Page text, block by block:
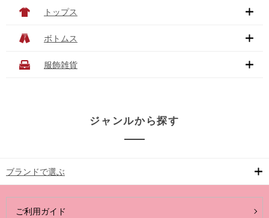
トップス
ボトムス
服飾雑貨
ジャンルから探す
ブランドで選ぶ
ご利用ガイド